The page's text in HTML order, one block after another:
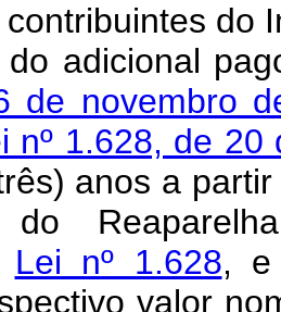
contribuintes do
do adicional
de novembro
nº 1.628, de
anos a
do
Lei nº 1.628, e
valor